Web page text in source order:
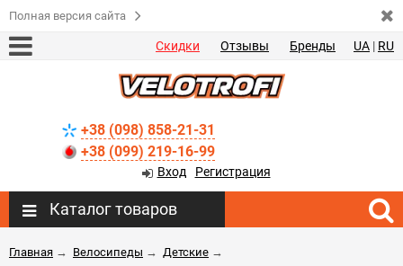
Полная версия сайта
Скидки Отзывы Бренды UA | RU
+38 (098) 858-21-31
+38 (099) 219-16-99
Вход Регистрация
Каталог товаров
Главная → Велосипеды → Детские →